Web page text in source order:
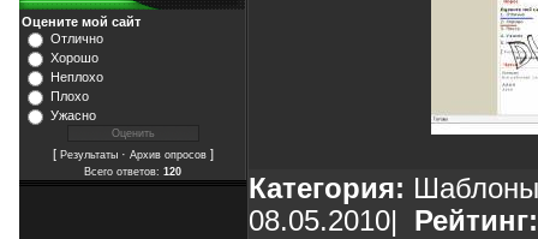
Оцените мой сайт
Отлично
Хорошо
Неплохо
Плохо
Ужасно
[ Результаты· Архив опросов]
Всего ответов: 120
Категория:
08.05.2010
Рейтинг: